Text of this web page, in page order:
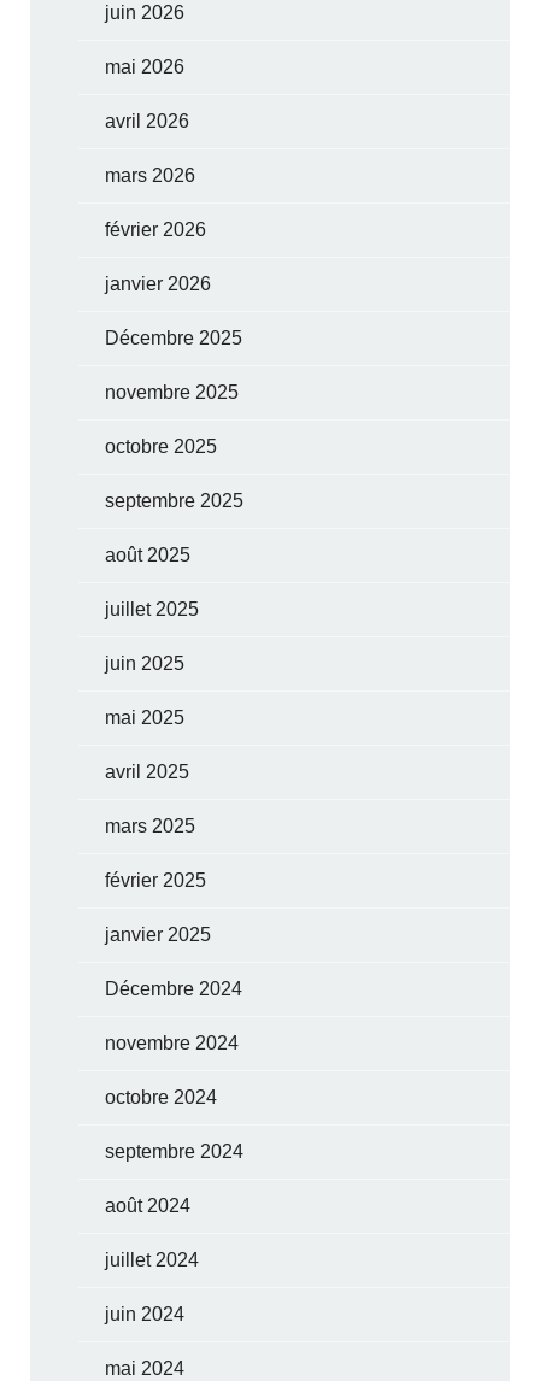
juin 2026
mai 2026
avril 2026
mars 2026
février 2026
janvier 2026
Décembre 2025
novembre 2025
octobre 2025
septembre 2025
août 2025
juillet 2025
juin 2025
mai 2025
avril 2025
mars 2025
février 2025
janvier 2025
Décembre 2024
novembre 2024
octobre 2024
septembre 2024
août 2024
juillet 2024
juin 2024
mai 2024